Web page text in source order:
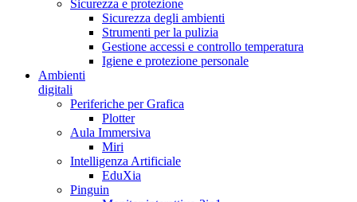
Sicurezza e protezione
Sicurezza degli ambienti
Strumenti per la pulizia
Gestione accessi e controllo temperatura
Igiene e protezione personale
Ambienti
digitali
Periferiche per Grafica
Plotter
Aula Immersiva
Miri
Intelligenza Artificiale
EduXia
Pinguin